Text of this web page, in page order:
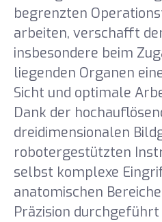
begrenzten
arbeiten, verschafft
insbesondere beim
liegenden Organen
Sicht und optimale
Dank der
dreidimensionalen
robotergestützten
selbst komplexe
anatomischen
Präzision durchgeführt